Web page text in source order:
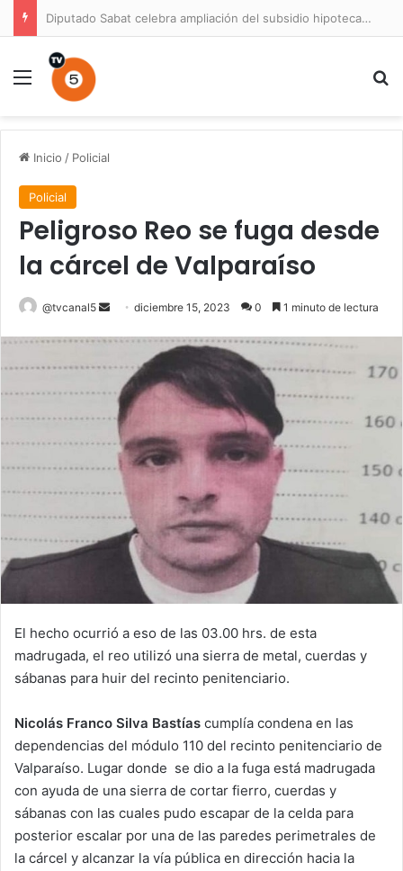
Diputado Sabat celebra ampliación del subsidio hipotecario con viviendas de hasta 6.000 UF
Menú
Inicio / Policial
Policial
Peligroso Reo se fuga desde
la cárcel de Valparaíso
@tvcanal5
Senddiciembre 15, 2023 0 1 minuto de lectura
El hecho ocurrió a eso de las 03.00 hrs. de esta
madrugada, el reo utilizó una sierra de metal, cuerdas y
sábanas para huir del recinto penitenciario.
Nicolás Franco Silva Bastías cumplía condena en las
dependencias del módulo 110 del recinto penitenciario de
Valparaíso. Lugar donde se dio a la fuga está madrugada
con ayuda de una sierra de cortar fierro, cuerdas y
sábanas con las cuales pudo escapar de la celda para
posterior escalar por una de las paredes perimetrales de
la cárcel y alcanzar la vía pública en dirección hacia la